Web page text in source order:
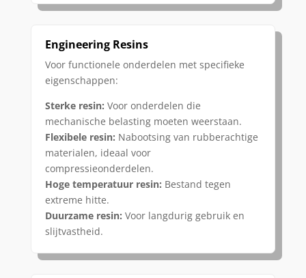
Engineering Resins
Voor functionele onderdelen met specifieke
eigenschappen:
Sterke resin: Voor onderdelen die
mechanische belasting moeten weerstaan.
Flexibele resin: Nabootsing van rubberachtige
materialen, ideaal voor
compressieonderdelen.
Hoge temperatuur resin: Bestand tegen
extreme hitte.
Duurzame resin: Voor langdurig gebruik en
slijtvastheid.